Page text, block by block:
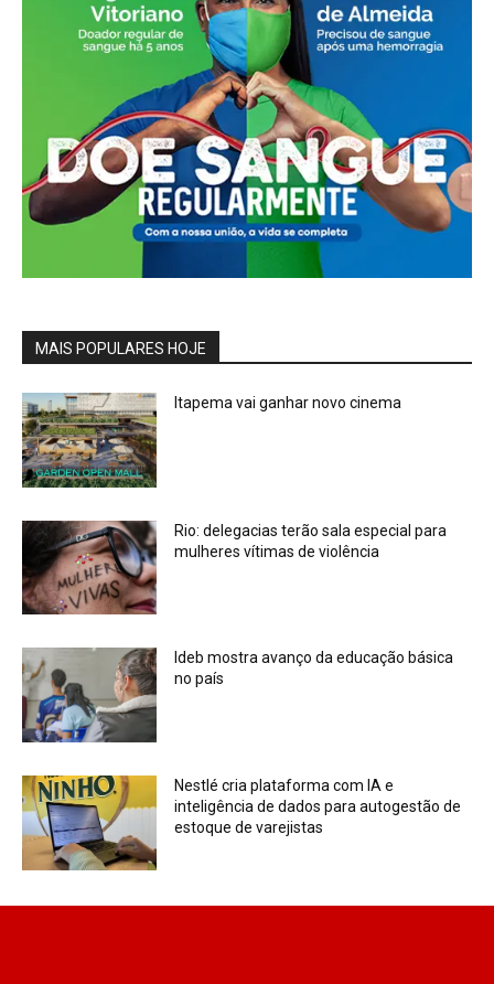
MAIS POPULARES HOJE
Itapema vai ganhar novo cinema
Rio: delegacias terão sala especial para
mulheres vítimas de violência
Ideb mostra avanço da educação básica
no país
Nestlé cria plataforma com IA e
inteligência de dados para autogestão de
estoque de varejistas